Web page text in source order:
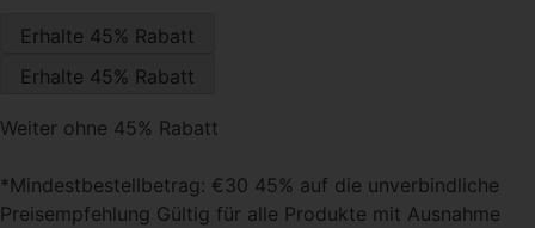
Weiter ohne 45% Rabatt
*Mindestbestellbetrag: €30 45% auf die unverbindliche
Preisempfehlung Gültig für alle Produkte mit Ausnahme